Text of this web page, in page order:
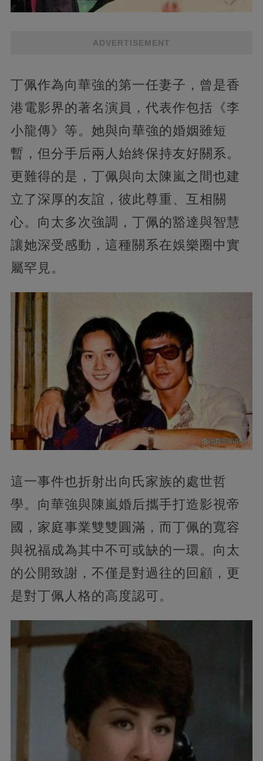
ADVERTISEMENT
丁佩作為向華強的第一任妻子，曾是香
港電影界的著名演員，代表作包括《李
小龍傳》等。她與向華強的婚姻雖短
暫，但分手后兩人始終保持友好關系。
更難得的是，丁佩與向太陳嵐之間也建
立了深厚的友誼，彼此尊重、互相關
心。向太多次強調，丁佩的豁達與智慧
讓她深受感動，這種關系在娛樂圈中實
屬罕見。
這一事件也折射出向氏家族的處世哲
學。向華強與陳嵐婚后攜手打造影視帝
國，家庭事業雙雙圓滿，而丁佩的寬容
與祝福成為其中不可或缺的一環。向太
的公開致謝，不僅是對過往的回顧，更
是對丁佩人格的高度認可。